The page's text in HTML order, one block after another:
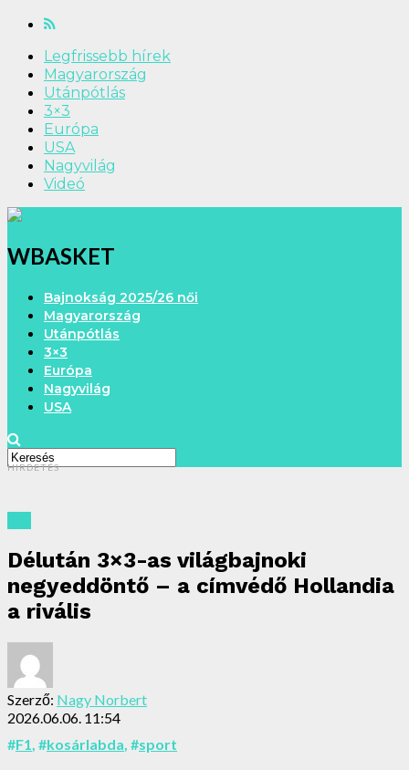
Legfrissebb hírek
Magyarország
Utánpótlás
3×3
Európa
USA
Nagyvilág
Videó
WBASKET
Bajnokság 2025/26 női
Magyarország
Utánpótlás
3×3
Európa
Nagyvilág
USA
HIRDETÉS
Délután 3×3-as világbajnoki
negyeddöntő – a címvédő Hollandia
a rivális
Szerző: Nagy Norbert
2026.06.06. 11:54
#F1 , #kosárlabda , #sport